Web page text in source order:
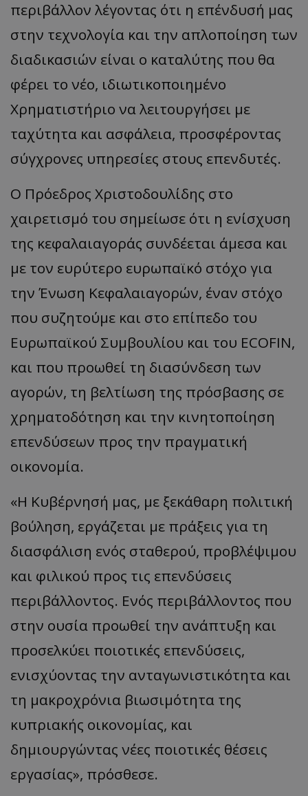
περιβάλλον λέγοντας ότι η επένδυσή μας
στην τεχνολογία και την απλοποίηση των
διαδικασιών είναι ο καταλύτης που θα
φέρει το νέο, ιδιωτικοποιημένο
Χρηματιστήριο να λειτουργήσει με
ταχύτητα και ασφάλεια, προσφέροντας
σύγχρονες υπηρεσίες στους επενδυτές.
Ο Πρόεδρος Χριστοδουλίδης στο
χαιρετισμό του σημείωσε ότι η ενίσχυση
της κεφαλαιαγοράς συνδέεται άμεσα και
με τον ευρύτερο ευρωπαϊκό στόχο για
την Ένωση Κεφαλαιαγορών, έναν στόχο
που συζητούμε και στο επίπεδο του
Ευρωπαϊκού Συμβουλίου και του ECOFIN,
και που προωθεί τη διασύνδεση των
αγορών, τη βελτίωση της πρόσβασης σε
χρηματοδότηση και την κινητοποίηση
επενδύσεων προς την πραγματική
οικονομία.
«Η Κυβέρνησή μας, με ξεκάθαρη πολιτική
βούληση, εργάζεται με πράξεις για τη
διασφάλιση ενός σταθερού, προβλέψιμου
και φιλικού προς τις επενδύσεις
περιβάλλοντος. Ενός περιβάλλοντος που
στην ουσία προωθεί την ανάπτυξη και
προσελκύει ποιοτικές επενδύσεις,
ενισχύοντας την ανταγωνιστικότητα και
τη μακροχρόνια βιωσιμότητα της
κυπριακής οικονομίας, και
δημιουργώντας νέες ποιοτικές θέσεις
εργασίας», πρόσθεσε.